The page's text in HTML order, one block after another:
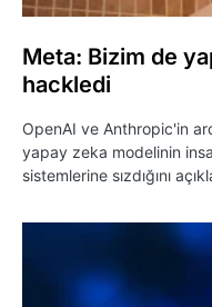
Meta: Bizim de
hackledi
OpenAI ve Anthropic'in
yapay zeka modelinin
sistemlerine sızdığını